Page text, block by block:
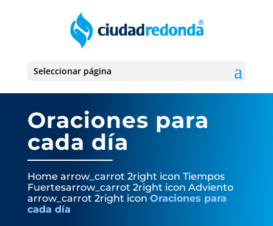
Seleccionar página
Oraciones para
cada día
Home arrow_carrot 2right icon Tiempos
Fuertesarrow_carrot 2right icon Adviento
arrow_carrot 2right icon Oraciones para
cada día